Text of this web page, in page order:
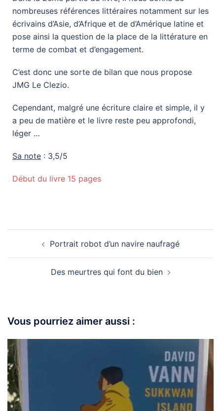
nombreuses références littéraires notamment sur les
écrivains d’Asie, d’Afrique et de d’Amérique latine et
pose ainsi la question de la place de la littérature en
terme de combat et d’engagement.
C’est donc une sorte de bilan que nous propose
JMG Le Clezio.
Cependant, malgré une écriture claire et simple, il y
a peu de matière et le livre reste peu approfondi,
léger …
Sa note : 3,5/5
Début du livre 15 pages
Portrait robot d’un navire naufragé
Des meurtres qui font du bien
Vous pourriez aimer aussi :